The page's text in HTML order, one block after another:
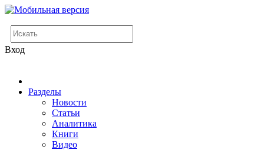
Вход
Разделы
Новости
Статьи
Аналитика
Книги
Видео